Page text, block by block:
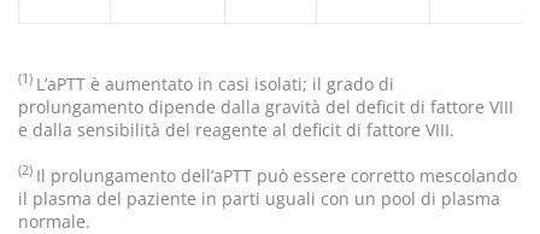
(1) L’aPTT è aumentato in casi isolati; il grado di
prolungamento dipende dalla gravità del deficit di fattore VIII
e dalla sensibilità del reagente al deficit di fattore VIII.
(2) Il prolungamento dell’aPTT può essere corretto mescolando
il plasma del paziente in parti uguali con un pool di plasma
normale.